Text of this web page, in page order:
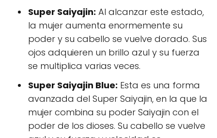
Super Saiyajin: Al alcanzar este estado,
la mujer aumenta enormemente su
poder y su cabello se vuelve dorado. Sus
ojos adquieren un brillo azul y su fuerza
se multiplica varias veces.
Super Saiyajin Blue: Esta es una forma
avanzada del Super Saiyajin, en la que la
mujer combina su poder Saiyajin con el
poder de los dioses. Su cabello se vuelve